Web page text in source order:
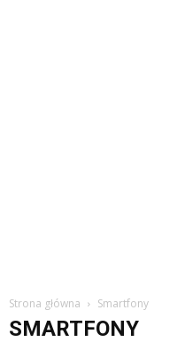
Strona główna Smartfony
SMARTFONY